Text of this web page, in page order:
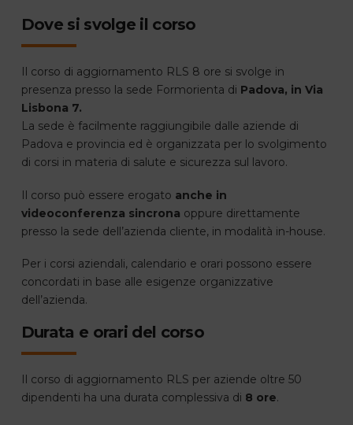
Dove si svolge il corso
Il corso di aggiornamento RLS 8 ore si svolge in
presenza presso la sede Formorienta di Padova, in Via
Lisbona 7.
La sede è facilmente raggiungibile dalle aziende di
Padova e provincia ed è organizzata per lo svolgimento
di corsi in materia di salute e sicurezza sul lavoro.
Il corso può essere erogato anche in
videoconferenza sincrona oppure direttamente
presso la sede dell’azienda cliente, in modalità in-house.
Per i corsi aziendali, calendario e orari possono essere
concordati in base alle esigenze organizzative
dell’azienda.
Durata e orari del corso
Il corso di aggiornamento RLS per aziende oltre 50
dipendenti ha una durata complessiva di 8 ore.